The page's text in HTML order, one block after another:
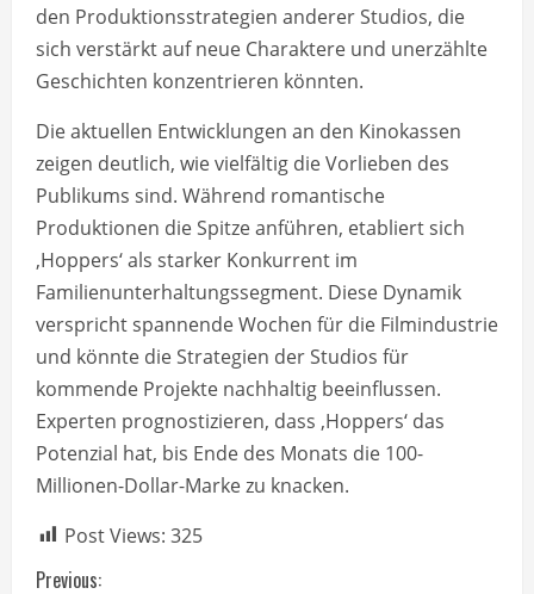
den Produktionsstrategien anderer Studios, die
sich verstärkt auf neue Charaktere und unerzählte
Geschichten konzentrieren könnten.
Die aktuellen Entwicklungen an den Kinokassen
zeigen deutlich, wie vielfältig die Vorlieben des
Publikums sind. Während romantische
Produktionen die Spitze anführen, etabliert sich
‚Hoppers‘ als starker Konkurrent im
Familienunterhaltungssegment. Diese Dynamik
verspricht spannende Wochen für die Filmindustrie
und könnte die Strategien der Studios für
kommende Projekte nachhaltig beeinflussen.
Experten prognostizieren, dass ‚Hoppers‘ das
Potenzial hat, bis Ende des Monats die 100-
Millionen-Dollar-Marke zu knacken.
Post Views: 325
Previous: